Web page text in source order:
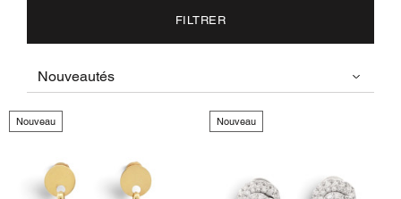
FILTRER
Nouveau Nouveau